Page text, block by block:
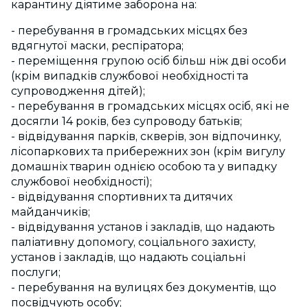
карантину діятиме заборона на:
- перебування в громадських місцях без
вдягнутої маски, респіратора;
- переміщення групою осіб більш ніж дві особи
(крім випадків службової необхідності та
супроводження дітей);
- перебування в громадських місцях осіб, які не
досягли 14 років, без супроводу батьків;
- відвідування парків, скверів, зон відпочинку,
лісопаркових та прибережних зон (крім вигулу
домашніх тварин однією особою та у випадку
службової необхідності);
- відвідування спортивних та дитячих
майданчиків;
- відвідування установ і закладів, що надають
паліативну допомогу, соціального захисту,
установ і закладів, що надають соціальні
послуги;
- перебування на вулицях без документів, що
посвідчують особу;